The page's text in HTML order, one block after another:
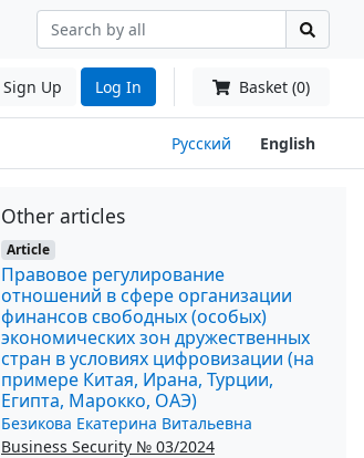
Sign Up Log In Basket (0)
Русский English
Other articles
Article
Правовое регулирование
отношений в сфере организации
финансов свободных (особых)
экономических зон дружественных
стран в условиях цифровизации (на
примере Китая, Ирана, Турции,
Египта, Марокко, ОАЭ)
Безикова Екатерина Витальевна
Business Security № 03/2024